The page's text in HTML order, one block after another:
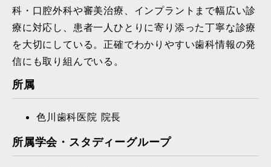
科・口腔外科や審美治療、インプラントまで幅広い診
療に対応し、患者一人ひとりに寄り添った丁寧な診療
を大切にしている。正確でわかりやすい歯科情報の発
信にも取り組んでいる。
所属
色川歯科医院 院長
所属学会・スタディーグループ